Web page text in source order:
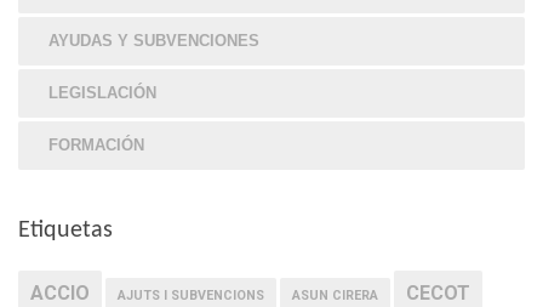
AYUDAS Y SUBVENCIONES
LEGISLACIÓN
FORMACIÓN
Etiquetas
ACCIO AJUTS I SUBVENCIONS ASUN CIRERA CECOT